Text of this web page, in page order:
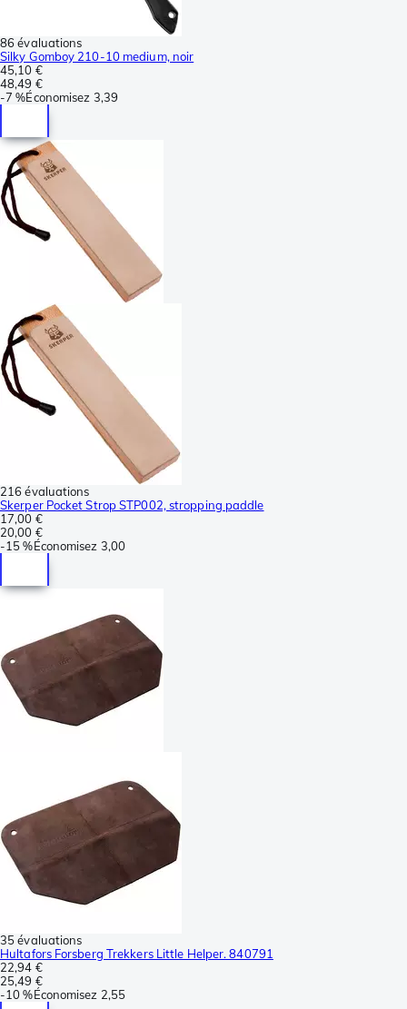
86 évaluations
Silky Gomboy 210-10 medium, noir
45,10 €
48,49 €
-7 %Économisez 3,39
216 évaluations
Skerper Pocket Strop STP002, stropping paddle
17,00 €
20,00 €
-15 %Économisez 3,00
35 évaluations
Hultafors Forsberg Trekkers Little Helper. 840791
22,94 €
25,49 €
-10 %Économisez 2,55